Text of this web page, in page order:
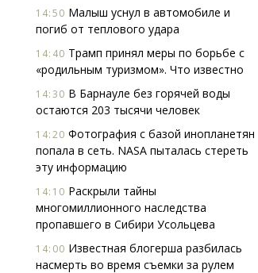
14:50 Малыш уснул в автомобиле и
погиб от теплового удара
14:40 Трамп принял меры по борьбе с
«родильным туризмом». Что известно
14:30 В Барнауле без горячей воды
остаются 203 тысячи человек
14:20 Фотография с базой инопланетян
попала в сеть. NASA пыталась стереть
эту информацию
14:10 Раскрыли тайны
многомиллионного наследства
пропавшего в Сибири Усольцева
14:00 Известная блогерша разбилась
насмерть во время съемки за рулем